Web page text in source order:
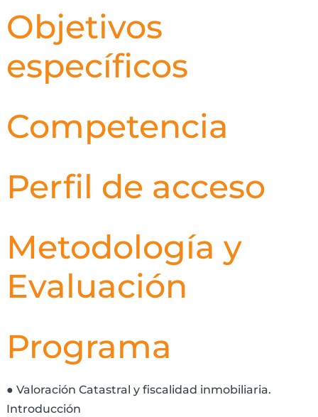
Objetivos
específicos
Competencia
Perfil de acceso
Metodología y
Evaluación
Programa
● Valoración Catastral y fiscalidad inmobiliaria.
Introducción